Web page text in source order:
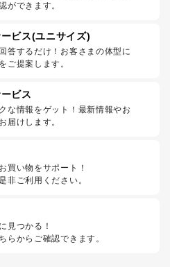
ができます。
ビス(ユニサイズ)
答するだけ！お客さまの体型に
ご提案します。
ビス
な情報をゲット！最新情報やお
届けします。
買い物をサポート！
非ご利用ください。
見つかる！
らからご確認できます。